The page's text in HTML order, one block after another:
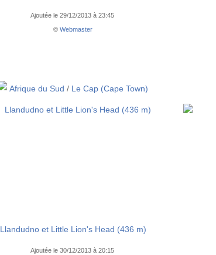
Ajoutée le 29/12/2013 à 23:45
©Webmaster
Afrique du Sud / Le Cap (Cape Town)
Llandudno et Little Lion's Head (436 m)
Ajoutée le 30/12/2013 à 20:15